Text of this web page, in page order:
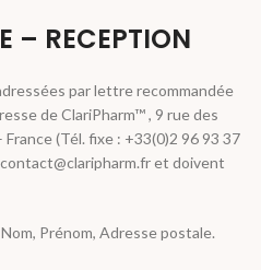
– RECEPTION
par lettre recommandée
de ClariPharm™ , 9 rue des
(Tél. fixe : +33(0)2 96 93 37
et doivent
Prénom, Adresse postale.